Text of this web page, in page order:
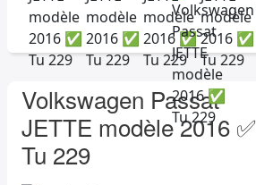
Volkswagen Passat
JETTE modèle 2016 ✅
Tu 229